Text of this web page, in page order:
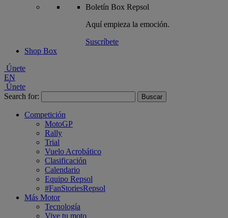
Boletín Box Repsol
Aquí empieza la emoción.
Suscríbete
Shop Box
Únete
EN
Únete
Search for:
Competición
MotoGP
Rally
Trial
Vuelo Acrobático
Clasificación
Calendario
Equipo Repsol
#FanStoriesRepsol
Más Motor
Tecnología
Vive tu moto